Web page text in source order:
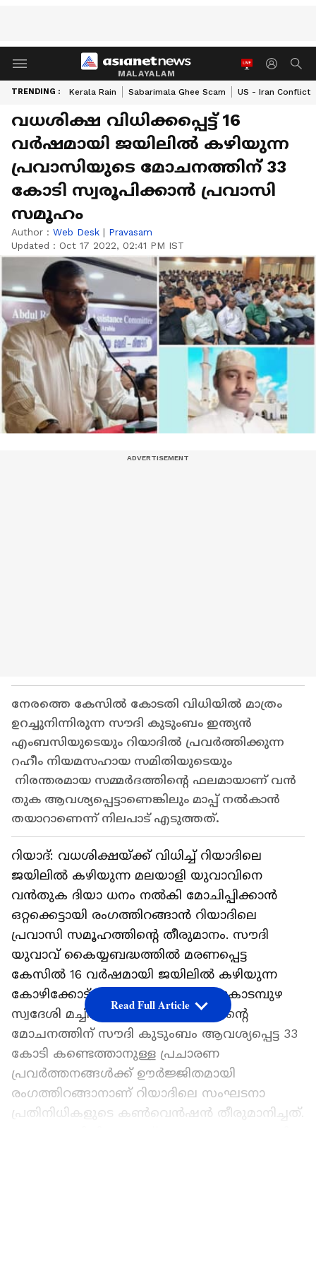
MALAYALAM
TRENDING : Kerala Rain Sabarimala Ghee Scam US - Iran Conflict
വധശിക്ഷ വിധിക്കപ്പെട്ട് 16
വർഷമായി ജയിലിൽ കഴിയുന്ന
പ്രവാസിയുടെ മോചനത്തിന് 33
കോടി സ്വരൂപിക്കാൻ പ്രവാസി
സമൂഹം
Author : Web Desk | Pravasam
Updated : Oct 17 2022, 02:41 PM IST
നേരത്തെ കേസിൽ കോടതി വിധിയിൽ മാത്രം
ഉറച്ചുനിന്നിരുന്ന സൗദി കുടുംബം ഇന്ത്യൻ
എംബസിയുടെയും റിയാദിൽ പ്രവർത്തിക്കുന്ന
റഹീം നിയമസഹായ സമിതിയുടെയും
നിരന്തരമായ സമ്മർദത്തിന്റെ ഫലമായാണ് വൻ
തുക ആവശ്യപ്പെട്ടാണെങ്കിലും മാപ്പ് നൽകാൻ
തയാറാണെന്ന് നിലപാട് എടുത്തത്.
റിയാദ്: വധശിക്ഷയ്ക്ക് വിധിച്ച് റിയാദിലെ
ജയിലിൽ കഴിയുന്ന മലയാളി യുവാവിനെ
വൻതുക ദിയാ ധനം നൽകി മോചിപ്പിക്കാൻ
ഒറ്റക്കെട്ടായി രംഗത്തിറങ്ങാൻ റിയാദിലെ
പ്രവാസി സമൂഹത്തിന്റെ തീരുമാനം. സൗദി
യുവാവ് കൈയ്യബദ്ധത്തിൽ മരണപ്പെട്ട
കേസിൽ 16 വർഷമായി ജയിലിൽ കഴിയുന്ന
കോഴിക്കോട് ജില്ലയിലെ ഫറോക്ക് കോടമ്പുഴ
സ്വദേശി മച്ചിലകത്ത് അബ്ദുറഹീമിന്റെ
മോചനത്തിന് സൗദി കുടുംബം ആവശ്യപ്പെട്ട 33
കോടി കണ്ടെത്താനുള്ള പ്രചാരണ
പ്രവർത്തനങ്ങൾക്ക് ഊർജ്ജിതമായി
രംഗത്തിറങ്ങാനാണ് റിയാദിലെ സംഘടനാ
പ്രതിനിധികളുടെ കൺവെൻഷൻ തീരുമാനിച്ചത്.
Read Full Article